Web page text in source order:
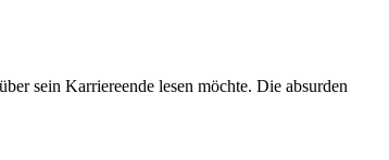
sein Karriereende lesen möchte. Die absurden